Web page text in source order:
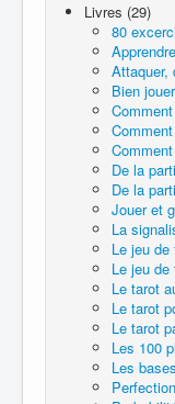
Livres (29)
80
Attaquer,
Bien
De la
De la
Jouer et
La
Le jeu
Le jeu
Le tarot
Le tarot
Le tarot
Les 100
Les